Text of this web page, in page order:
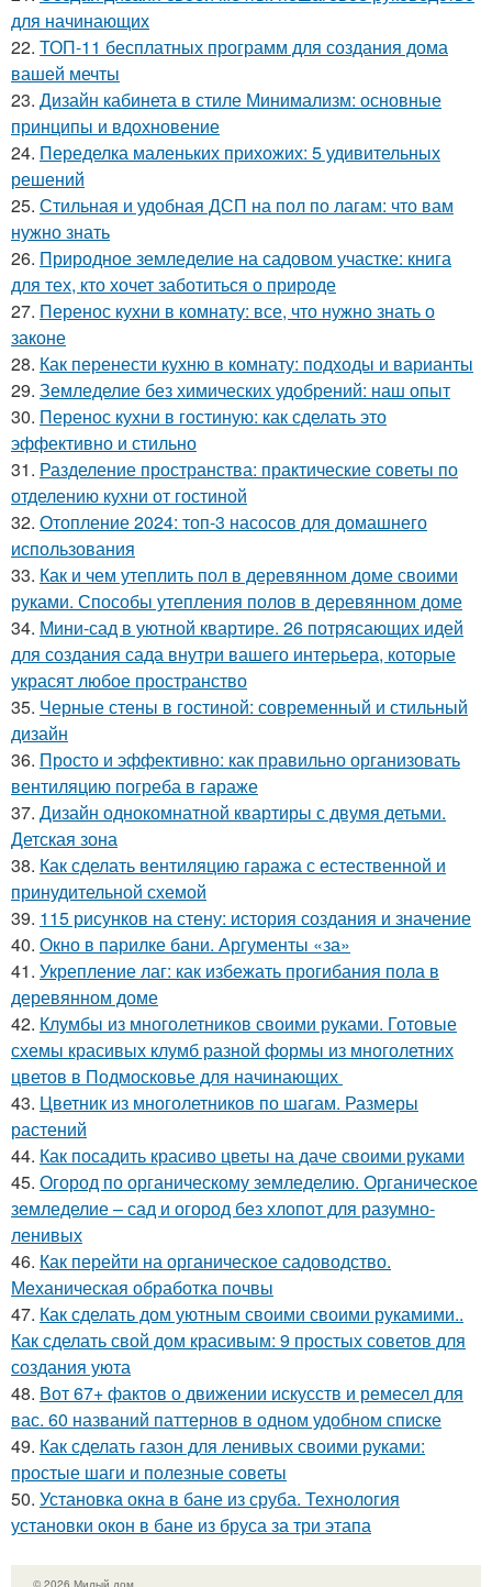
для начинающих
22. ТОП-11 бесплатных программ для создания дома
вашей мечты
23. Дизайн кабинета в стиле Минимализм: основные
принципы и вдохновение
24. Переделка маленьких прихожих: 5 удивительных
решений
25. Стильная и удобная ДСП на пол по лагам: что вам
нужно знать
26. Природное земледелие на садовом участке: книга
для тех, кто хочет заботиться о природе
27. Перенос кухни в комнату: все, что нужно знать о
законе
28. Как перенести кухню в комнату: подходы и варианты
29. Земледелие без химических удобрений: наш опыт
30. Перенос кухни в гостиную: как сделать это
эффективно и стильно
31. Разделение пространства: практические советы по
отделению кухни от гостиной
32. Отопление 2024: топ-3 насосов для домашнего
использования
33. Как и чем утеплить пол в деревянном доме своими
руками. Способы утепления полов в деревянном доме
34. Мини-сад в уютной квартире. 26 потрясающих идей
для создания сада внутри вашего интерьера, которые
украсят любое пространство
35. Черные стены в гостиной: современный и стильный
дизайн
36. Просто и эффективно: как правильно организовать
вентиляцию погреба в гараже
37. Дизайн однокомнатной квартиры с двумя детьми.
Детская зона
38. Как сделать вентиляцию гаража с естественной и
принудительной схемой
39. 115 рисунков на стену: история создания и значение
40. Окно в парилке бани. Аргументы «за»
41. Укрепление лаг: как избежать прогибания пола в
деревянном доме
42. Клумбы из многолетников своими руками. Готовые
схемы красивых клумб разной формы из многолетних
цветов в Подмосковье для начинающих
43. Цветник из многолетников по шагам. Размеры
растений
44. Как посадить красиво цветы на даче своими руками
45. Огород по органическому земледелию. Органическое
земледелие – сад и огород без хлопот для разумно-
ленивых
46. Как перейти на органическое садоводство.
Механическая обработка почвы
47. Как сделать дом уютным своими своими рукамими..
Как сделать свой дом красивым: 9 простых советов для
создания уюта
48. Вот 67+ фактов о движении искусств и ремесел для
вас. 60 названий паттернов в одном удобном списке
49. Как сделать газон для ленивых своими руками:
простые шаги и полезные советы
50. Установка окна в бане из сруба. Технология
установки окон в бане из бруса за три этапа
© 2026 Милый дом